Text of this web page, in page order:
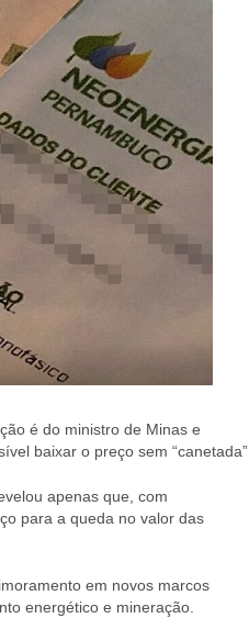
é do ministro de Minas e
baixar o preço sem “canetada”.
apenas que, com
para a queda no valor das
em novos marcos
energético e mineração.